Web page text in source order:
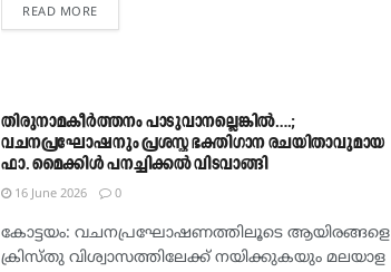
READ MOREDETAILS
തിരുനാമകീര്‍ത്തനം പാടുവാനല്ലെങ്കില്‍….;
വചനപ്രഘോഷനും പ്രശസ്ത ഭക്തിഗാന രചയിതാവുമായ
ഫാ. മൈക്കിൾ പനച്ചിക്കൽ വിടവാങ്ങി
16 June 2026
0
കോട്ടയം: വചനപ്രഘോഷണത്തിലൂടെ ആയിരങ്ങളെ
ക്രിസ്തു വിശ്വാസത്തിലേക്ക് നയിക്കുകയും മലയാള